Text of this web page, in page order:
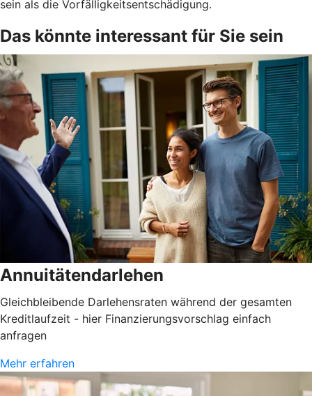
sein als die Vorfälligkeitsentschädigung.
Das könnte interessant für Sie sein
Annuitätendarlehen
Gleichbleibende Darlehensraten während der gesamten
Kreditlaufzeit - hier Finanzierungsvorschlag einfach
anfragen
Mehr erfahren